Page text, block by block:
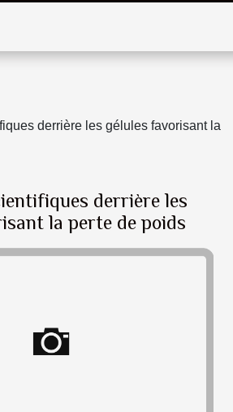
derrière les gélules favorisant la
derrière les
la perte de poids